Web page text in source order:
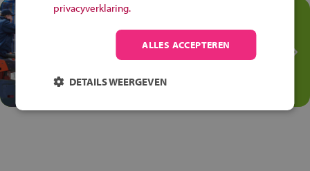
Jouw talent in de
Transport en Logistiek
Kies voor vmbo Transport en
thuiskomen!
privacyverklaring.
ALLES ACCEPTEREN
DETAILS WEERGEVEN